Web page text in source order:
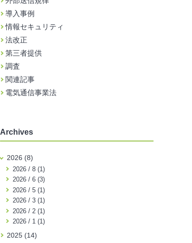
導入事例
情報セキュリティ
法改正
第三者提供
調査
関連記事
電気通信事業法
Archives
2026 (8)
2026 / 8 (1)
2026 / 6 (3)
2026 / 5 (1)
2026 / 3 (1)
2026 / 2 (1)
2026 / 1 (1)
2025 (14)